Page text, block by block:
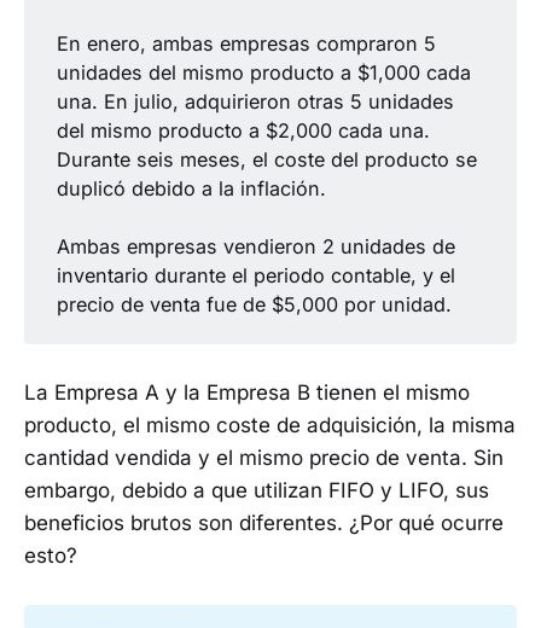
En enero, ambas empresas compraron 5
unidades del mismo producto a $1,000 cada
una. En julio, adquirieron otras 5 unidades
del mismo producto a $2,000 cada una.
Durante seis meses, el coste del producto se
duplicó debido a la inflación.
Ambas empresas vendieron 2 unidades de
inventario durante el periodo contable, y el
precio de venta fue de $5,000 por unidad.
La Empresa A y la Empresa B tienen el mismo
producto, el mismo coste de adquisición, la misma
cantidad vendida y el mismo precio de venta. Sin
embargo, debido a que utilizan FIFO y LIFO, sus
beneficios brutos son diferentes. ¿Por qué ocurre
esto?